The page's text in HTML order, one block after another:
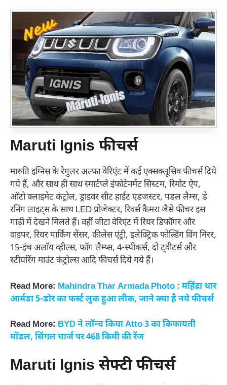
Maruti Ignis फीचर्स
मारुति इग्निस के रेगुलर अल्फा वेरिएंट में कई एक्सक्लूसिव फीचर्स दिये
गये हैं, और साथ ही साथ स्मार्टप्ले इंफोटेनमेंट सिस्टम, रिमोट ऐप,
ऑटो क्लाइमेट कंट्रोल, ड्राइवर सीट हाईट एडजस्टर, पडल लैम्स, डे
रनिंग लाइट्स के साथ LED प्रोजेक्टर, रिवर्स कैमरा जैसे फीचर इस
गाड़ी में देखने मिलते हैं। वहीं जीटा वेरिएंट में रियर डिफॉगर और
वाइपर, रियर पार्किंग सेंसर, कीलेस एंट्री, इलेक्ट्रिक फोल्डिंग विंग मिरर,
15-इंच अलॉय व्हील्स, फॉग लैम्प्स, 4-स्पीकर्स, दो ट्वीटर्स और
स्टीयरिंग माउंट कंट्रोल्स आदि फीचर्स दिये गये हैं।
Read More: Mahindra Thar Armada Photo : महिंद्रा थार
आर्मडा 5-डोर का फर्स्ट लुक हुआ लीक, जाने क्या है नये फीचर्स
Read More: BYD ने लॉन्च किया Atto 3 का किफायती
मॉडल, सिंगल चार्ज पर 468 किमी की रेंज
Maruti Ignis सेफ्टी फीचर्स